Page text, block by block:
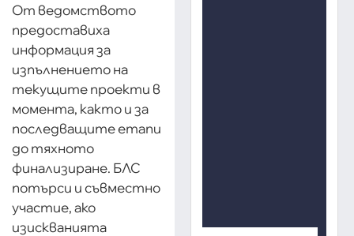
От ведомството
предоставиха
информация за
изпълнението на
текущите проекти в
момента, както и за
последващите етапи
до тяхното
финализиране. БЛС
потърси и съвместно
участие, ако
изискванията